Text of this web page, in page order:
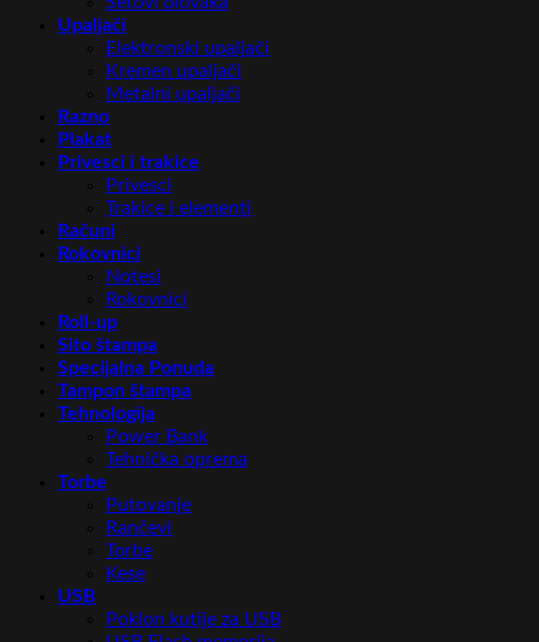
Upaljači
Elektronski upaljači
Kremen upaljači
Metalni upaljači
Razno
Plakat
Privesci i trakice
Privesci
Trakice i elementi
Računi
Rokovnici
Notesi
Rokovnici
Roll-up
Sito štampa
Specijalna Ponuda
Tampon štampa
Tehnologija
Power Bank
Tehnička oprema
Torbe
Putovanje
Rančevi
Torbe
Kese
USB
Poklon kutije za USB